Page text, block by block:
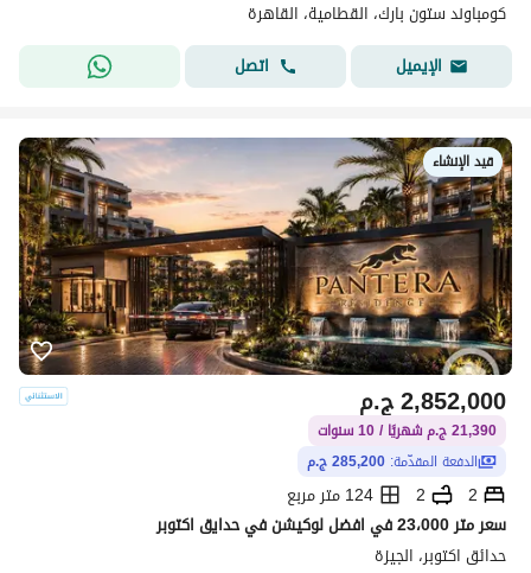
كومباوند ستون بارك، القطامية، القاهرة
الإيميل
اتصل
قيد الإنشاء
ج.م2,852,000
21,390 ج.م شهريًا / 10 سنوات
الدفعة المقدّمة: 285,200 ج.م
2
2
124 متر مربع
سعر متر 23،000 في افضل لوكيشن في حدايق اكتوبر
حدائق اكتوبر، الجيزة